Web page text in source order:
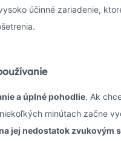
účinné zariadenie,
a úplné pohodlie. Ak
minútach začne
jej nedostatok zvukovým